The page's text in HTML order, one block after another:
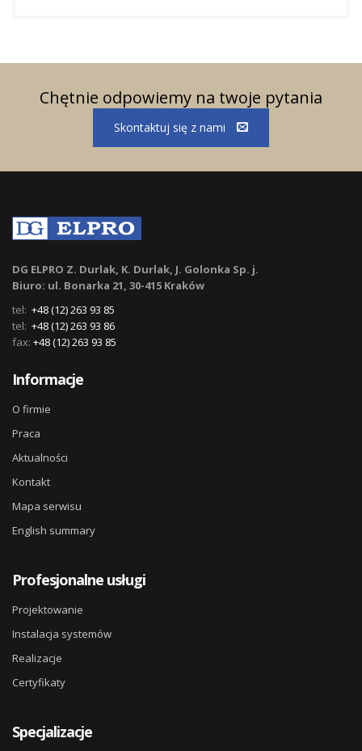
Chętnie odpowiemy na twoje pytania
Skontaktuj się z nami
DG ELPRO Z. Durlak, K. Durlak, J. Golonka Sp. j.
Biuro: ul. Bonarka 21, 30-415 Kraków
tel: +48 (12) 263 93 85
tel: +48 (12) 263 93 86
fax: +48 (12) 263 93 85
Informacje
O firmie
Praca
Aktualności
Kontakt
Mapa serwisu
English summary
Profesjonalne usługi
Projektowanie
Instalacja systemów
Realizacje
Certyfikaty
Specjalizacje